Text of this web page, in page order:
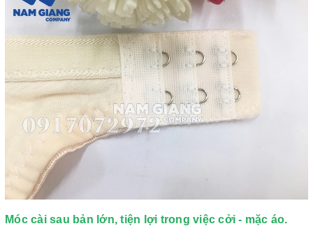
Móc cài sau bản lớn, tiện lợi trong việc cởi - mặc áo.